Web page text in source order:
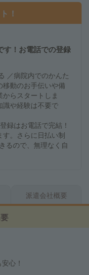
！
す！お電話での登録
／病院内でのかんた
動のお手伝いや備
らスタートしま
識や経験は不要で
録はお電話で完結！
。さらに日払い制
るので、無理なく自
派遣会社概要
心！